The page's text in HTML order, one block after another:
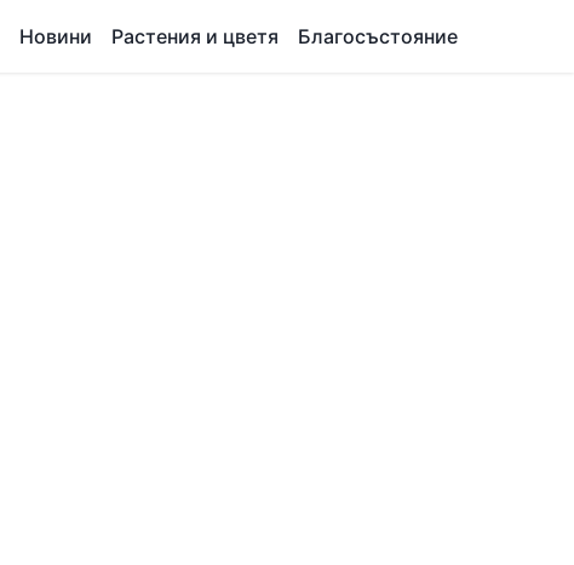
Новини Растения и цветя Благосъстояние